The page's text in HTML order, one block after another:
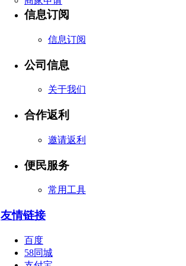
信息订阅
信息订阅
公司信息
关于我们
合作返利
邀请返利
便民服务
常用工具
友情链接
百度
58同城